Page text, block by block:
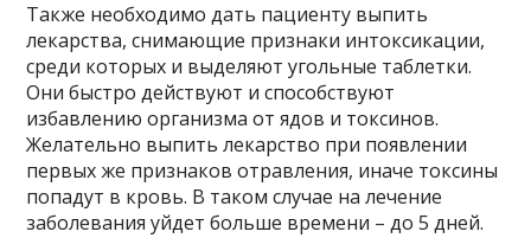
Также необходимо дать пациенту выпить
лекарства, снимающие признаки интоксикации,
среди которых и выделяют угольные таблетки.
Они быстро действуют и способствуют
избавлению организма от ядов и токсинов.
Желательно выпить лекарство при появлении
первых же признаков отравления, иначе токсины
попадут в кровь. В таком случае на лечение
заболевания уйдет больше времени – до 5 дней.